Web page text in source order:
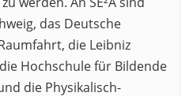
das Deutsche
die Leibniz
Hochschule für Bildende
die Physikalisch-